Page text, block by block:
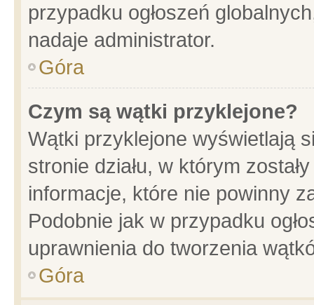
przypadku ogłoszeń
nadaje administrator.
Góra
Czym są wątki przyklejone?
Wątki przyklejone wyświetlają
stronie działu, w którym
informacje, które nie powinny
Podobnie jak w przypadku
uprawnienia do tworzenia
Góra